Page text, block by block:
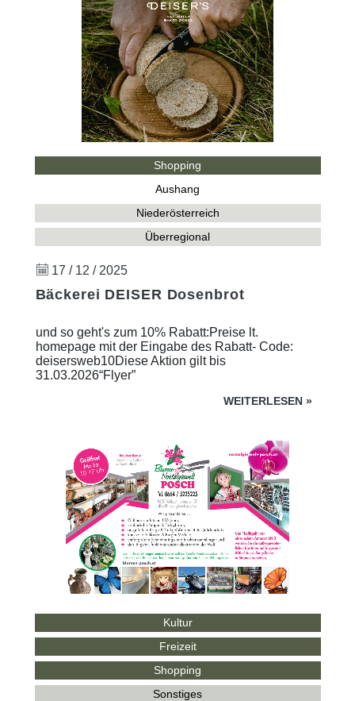
Shopping
Aushang
Niederösterreich
Überregional
17 / 12 / 2025
Bäckerei DEISER Dosenbrot
und so geht's zum 10% Rabatt:Preise lt.
homepage mit der Eingabe des Rabatt- Code:
deisersweb10Diese Aktion gilt bis
31.03.2026“Flyer”
WEITERLESEN »
Kultur
Freizeit
Shopping
Sonstiges